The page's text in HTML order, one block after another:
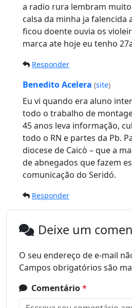
a radio rura lembram
calsa da minha ja falencida
ficou doente ouvia os
marca ate hoje eu tenho
Responder
Benedito Acelera (site)
Eu vi quando era aluno
todo o trabalho de
45 anos leva informação,
todo o RN e partes da Pb.
diocese de Caicò – que a
de abnegados que fazem
comunicação do Seridó.
Responder
Deixe um
O seu endereço de e-mail
Campos obrigatórios são
Comentário*